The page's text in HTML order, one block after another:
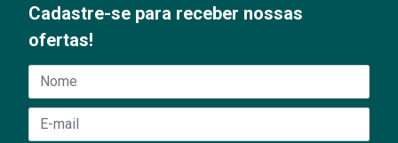
Cadastre-se para receber nossas
ofertas!